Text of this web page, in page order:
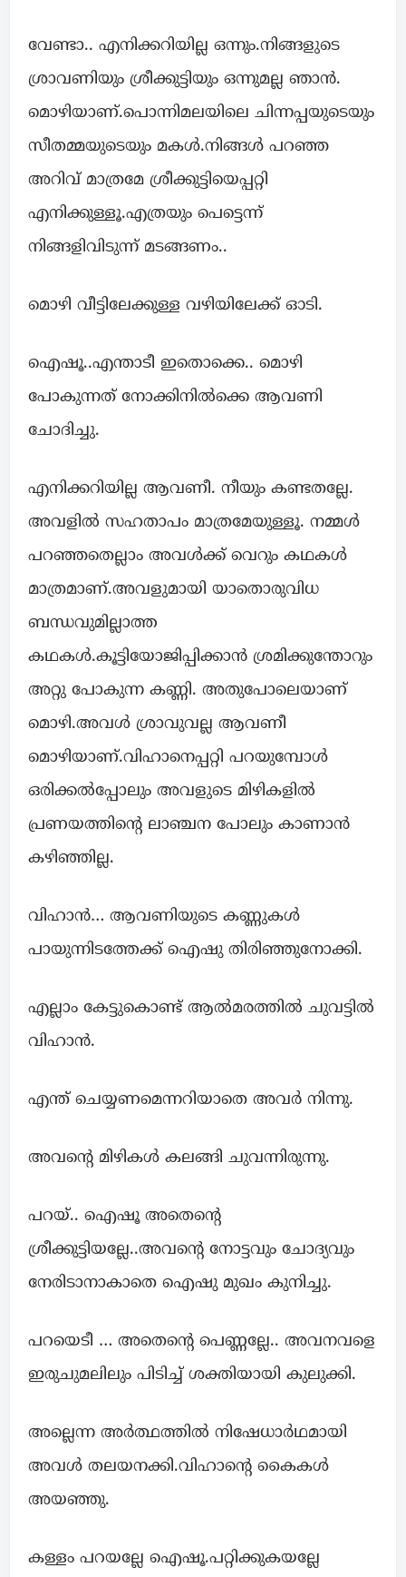
വേണ്ടാ.. എനിക്കറിയില്ല ഒന്നും.നിങ്ങളുടെ
ശ്രാവണിയും ശ്രീക്കുട്ടിയും ഒന്നുമല്ല ഞാൻ.
മൊഴിയാണ്.പൊന്നിമലയിലെ ചിന്നപ്പയുടെയും
സീതമ്മയുടെയും മകൾ.നിങ്ങൾ പറഞ്ഞ
അറിവ് മാത്രമേ ശ്രീക്കുട്ടിയെപ്പറ്റി
എനിക്കുള്ളൂ.എത്രയും പെട്ടെന്ന്
നിങ്ങളിവിടുന്ന് മടങ്ങണം..
മൊഴി വീട്ടിലേക്കുള്ള വഴിയിലേക്ക് ഓടി.
ഐഷൂ..എന്താടീ ഇതൊക്കെ.. മൊഴി
പോകുന്നത് നോക്കിനിൽക്കെ ആവണി
ചോദിച്ചു.
എനിക്കറിയില്ല ആവണീ. നീയും കണ്ടതല്ലേ.
അവളിൽ സഹതാപം മാത്രമേയുള്ളൂ. നമ്മൾ
പറഞ്ഞതെല്ലാം അവൾക്ക് വെറും കഥകൾ
മാത്രമാണ്.അവളുമായി യാതൊരുവിധ
ബന്ധവുമില്ലാത്ത
കഥകൾ.കൂട്ടിയോജിപ്പിക്കാൻ ശ്രമിക്കുന്തോറും
അറ്റു പോകുന്ന കണ്ണി. അതുപോലെയാണ്
മൊഴി.അവൾ ശ്രാവുവല്ല ആവണീ
മൊഴിയാണ്.വിഹാനെപ്പറ്റി പറയുമ്പോൾ
ഒരിക്കൽപ്പോലും അവളുടെ മിഴികളിൽ
പ്രണയത്തിന്റെ ലാഞ്ചന പോലും കാണാൻ
കഴിഞ്ഞില്ല.
വിഹാൻ… ആവണിയുടെ കണ്ണുകൾ
പായുന്നിടത്തേക്ക് ഐഷു തിരിഞ്ഞുനോക്കി.
എല്ലാം കേട്ടുകൊണ്ട് ആൽമരത്തിൽ ചുവട്ടിൽ
വിഹാൻ.
എന്ത് ചെയ്യണമെന്നറിയാതെ അവർ നിന്നു.
അവന്റെ മിഴികൾ കലങ്ങി ചുവന്നിരുന്നു.
പറയ്.. ഐഷൂ അതെന്റെ
ശ്രീക്കുട്ടിയല്ലേ..അവന്റെ നോട്ടവും ചോദ്യവും
നേരിടാനാകാതെ ഐഷു മുഖം കുനിച്ചു.
പറയെടീ … അതെന്റെ പെണ്ണല്ലേ.. അവനവളെ
ഇരുചുമലിലും പിടിച്ച് ശക്തിയായി കുലുക്കി.
അല്ലെന്ന അർത്ഥത്തിൽ നിഷേധാർഥമായി
അവൾ തലയനക്കി.വിഹാന്റെ കൈകൾ
അയഞ്ഞു.
കള്ളം പറയല്ലേ ഐഷൂ.പറ്റിക്കുകയല്ലേ